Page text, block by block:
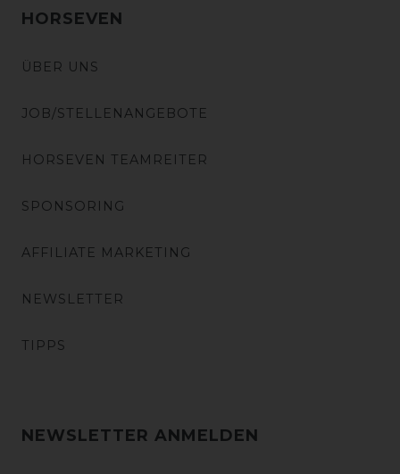
HORSEVEN
ÜBER UNS
JOB/STELLENANGEBOTE
HORSEVEN TEAMREITER
SPONSORING
AFFILIATE MARKETING
NEWSLETTER
TIPPS
NEWSLETTER ANMELDEN